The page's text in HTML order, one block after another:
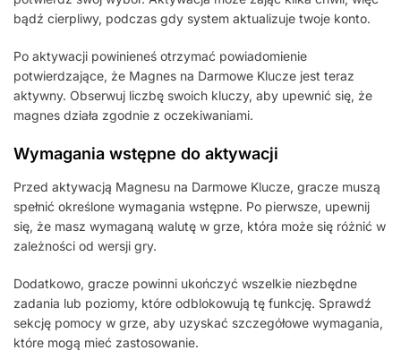
bądź cierpliwy, podczas gdy system aktualizuje twoje konto.
Po aktywacji powinieneś otrzymać powiadomienie
potwierdzające, że Magnes na Darmowe Klucze jest teraz
aktywny. Obserwuj liczbę swoich kluczy, aby upewnić się, że
magnes działa zgodnie z oczekiwaniami.
Wymagania wstępne do aktywacji
Przed aktywacją Magnesu na Darmowe Klucze, gracze muszą
spełnić określone wymagania wstępne. Po pierwsze, upewnij
się, że masz wymaganą walutę w grze, która może się różnić w
zależności od wersji gry.
Dodatkowo, gracze powinni ukończyć wszelkie niezbędne
zadania lub poziomy, które odblokowują tę funkcję. Sprawdź
sekcję pomocy w grze, aby uzyskać szczegółowe wymagania,
które mogą mieć zastosowanie.